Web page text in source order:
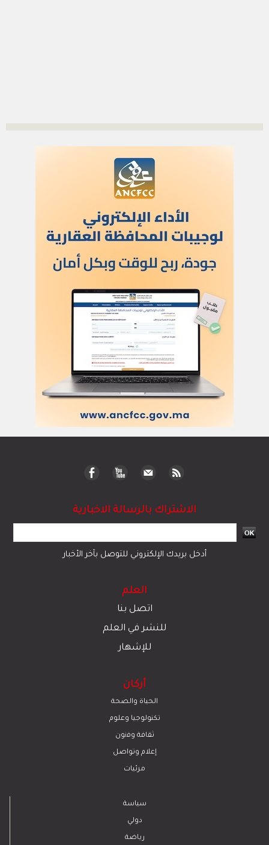
الاشتراك بالرسالة الاخبارية
أدخل بريدك الإلكتروني للتوصل بآخر الأخبار
العلم
اتصل بنا
للنشر في العلم
للإشهار
أركان
الحياة والصحة
تكنولوجيا وعلوم
ﺛﻘﺎﻓﺔ وﻓﻧون
إعلام وتواصل
مرئيات
سياسة
دولي
رياضة